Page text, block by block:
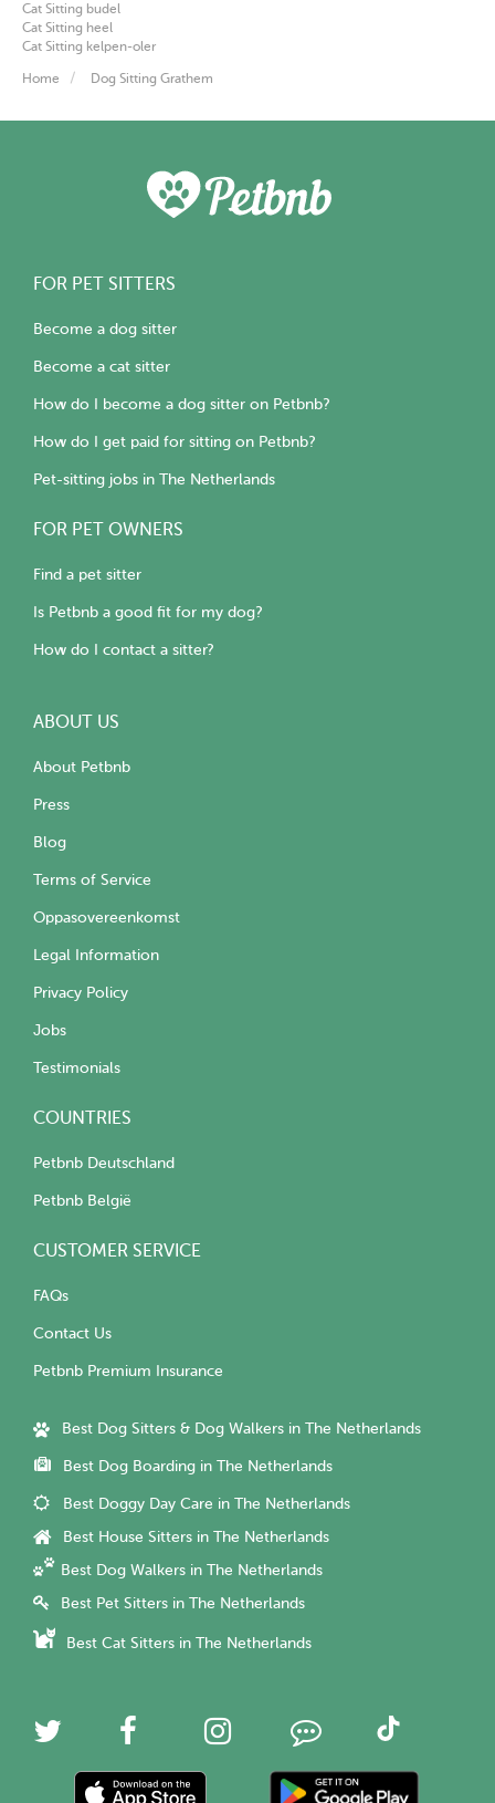
Cat Sitting budel
Cat Sitting heel
Cat Sitting kelpen-oler
Home Dog Sitting Grathem
FOR PET SITTERS
Become a dog sitter
Become a cat sitter
How do I become a dog sitter on Petbnb?
How do I get paid for sitting on Petbnb?
Pet-sitting jobs in The Netherlands
FOR PET OWNERS
Find a pet sitter
Is Petbnb a good fit for my dog?
How do I contact a sitter?
ABOUT US
About Petbnb
Press
Blog
Terms of Service
Oppasovereenkomst
Legal Information
Privacy Policy
Jobs
Testimonials
COUNTRIES
Petbnb Deutschland
Petbnb België
CUSTOMER SERVICE
FAQs
Contact Us
Petbnb Premium Insurance
Best Dog Sitters & Dog Walkers in The Netherlands
Best Dog Boarding in The Netherlands
Best Doggy Day Care in The Netherlands
Best House Sitters in The Netherlands
Best Dog Walkers in The Netherlands
Best Pet Sitters in The Netherlands
Best Cat Sitters in The Netherlands